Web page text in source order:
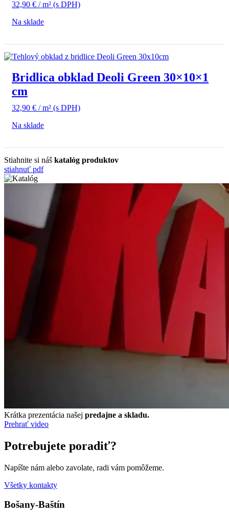
32,90 € / m² (s DPH)
Na sklade
Bridlica obklad Deoli Green 30×10×1
cm
32,90 € / m² (s DPH)
Na sklade
Stiahnite si náš katalóg produktov
stiahnuť pdf
Krátka prezentácia našej predajne a skladu.
Prehrať video
Potrebujete poradiť?
Napíšte nám alebo zavolate, radi vám pomôžeme.
Všetky kontakty
Bošany-Baštín